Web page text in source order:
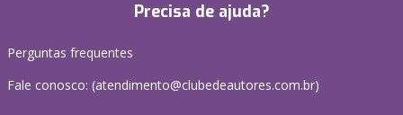
Precisa de ajuda?
Perguntas frequentes
Fale conosco: (atendimento@clubedeautores.com.br)